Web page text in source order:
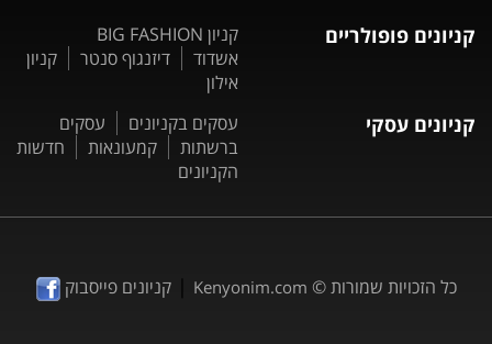
קניונים פופולריים
קניון BIG FASHION
אשדוד
דיזנגוף סנטר
קניון
אילון
קניונים עסקי עסקים בקניונים
עסקים
ברשתות
קמעונאות
חדשות
הקניונים
כל הזכויות שמורות © Kenyonim.com
|קניונים פייסבוק